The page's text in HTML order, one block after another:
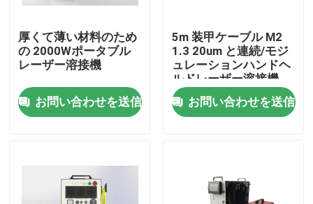
品質管理
お問い合わせ
グリーンファイバーレーザー
厚くて薄い材料のため
の 2000Wポータブル
レーザー溶接機
お問い合わせを送信
5m 装甲ケーブル M2
1.3 20um と連続/モジ
ュレーションハンドヘ
ルドレーザー溶接機
お問い合わせを送信